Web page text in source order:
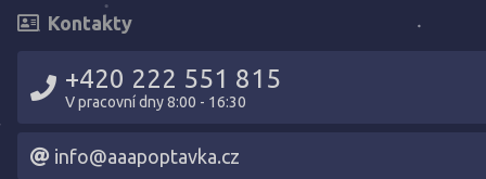
Kontakty
+420 222 551 815
V pracovní dny 8:00 - 16:30
info@aaapoptavka.cz